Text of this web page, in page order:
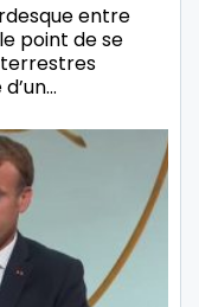
entre
point de se